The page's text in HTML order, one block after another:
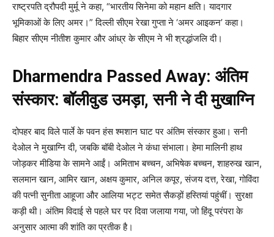
राष्ट्रपति द्रौपदी मुर्मू ने कहा, “भारतीय सिनेमा को महान क्षति। यादगार
भूमिकाओं के लिए अमर।” दिल्ली सीएम रेखा गुप्ता ने ‘अमर आइकन’ कहा।
बिहार सीएम नीतीश कुमार और आंध्र के सीएम ने भी श्रद्धांजलि दी।
Dharmendra Passed Away: अंतिम
संस्कार: बॉलीवुड उमड़ा, सनी ने दी मुखाग्नि
दोपहर बाद विले पार्ले के पवन हंस श्मशान घाट पर अंतिम संस्कार हुआ। सनी
देओल ने मुखाग्नि दी, जबकि बॉबी देओल ने कंधा संभाला। हेमा मालिनी हाथ
जोड़कर मीडिया के सामने आईं। अमिताभ बच्चन, अभिषेक बच्चन, शाहरुख खान,
सलमान खान, आमिर खान, अक्षय कुमार, अनिल कपूर, संजय दत्त, रेखा, गोविंदा
की पत्नी सुनीता आहूजा और आलिया भट्ट समेत सैकड़ों हस्तियां पहुंचीं। सुरक्षा
कड़ी थी। अंतिम विदाई से पहले घर पर दिवा जलाया गया, जो हिंदू परंपरा के
अनुसार आत्मा की शांति का प्रतीक है।